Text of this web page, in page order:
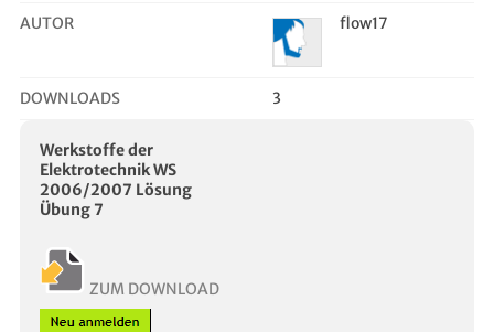
AUTOR flow17
DOWNLOADS 3
Werkstoffe der
Elektrotechnik WS
2006/2007 Lösung
Übung 7
ZUM DOWNLOAD